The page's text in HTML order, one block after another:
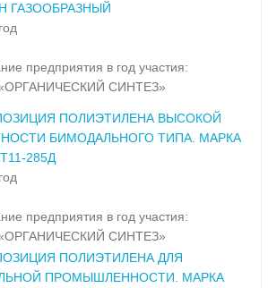
ГАЗООБРАЗНЫЙ
предприятия в год участия:
СИНТЕЗ»
ПОЛИЭТИЛЕНА ВЫСОКОЙ
БИМОДАЛЬНОГО ТИПА. МАРКА
285Д
предприятия в год участия:
СИНТЕЗ»
ПОЛИЭТИЛЕНА ДЛЯ
ПРОМЫШЛЕННОСТИ. МАРКА